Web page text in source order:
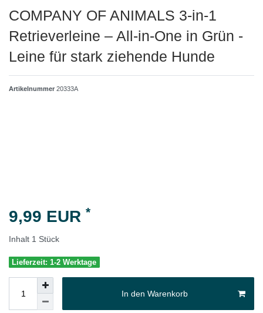
COMPANY OF ANIMALS 3-in-1
Retrieverleine – All-in-One in Grün -
Leine für stark ziehende Hunde
Artikelnummer 20333A
9,99 EUR *
Inhalt 1 Stück
Lieferzeit: 1-2 Werktage
In den Warenkorb